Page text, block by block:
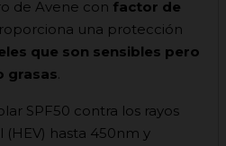
de Avene con factor de
una protección
que son sensibles pero
grasas.
SPF50 contra los rayos
(HEV) hasta 450nm y